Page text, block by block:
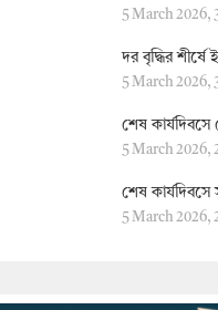
5 March 2026,
দর বৃদ্ধির শীর্ষে
5 March 2026,
শেষ
5 March 2026,
শেষ
5 March 2026,